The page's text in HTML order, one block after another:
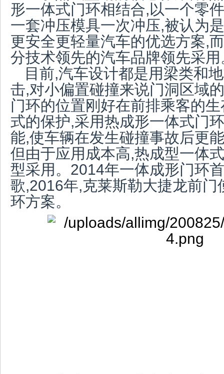
形一体式门环相结合,以一个零
一套冲压模具一次冲压,被认为
更安全更轻量汽车的优选方案,
分技术领先的汽车品牌领先采用
目前,汽车设计都是用梁类和
击,对小偏置碰撞来说门洞区域
门环的位置刚好在前排乘客的
式的保护,采用热成形一体式门
能,使车辆在发生碰撞事故后更
但由于应用成本高,热成型一体
型采用。2014年一体成形门环
歌,2016年,克莱斯勒大捷龙前门
环方案。